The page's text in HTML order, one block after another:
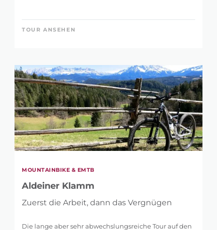
TOUR ANSEHEN
MOUNTAINBIKE & EMTB
Aldeiner Klamm
Zuerst die Arbeit, dann das Vergnügen
Die lange aber sehr abwechslungsreiche Tour auf den